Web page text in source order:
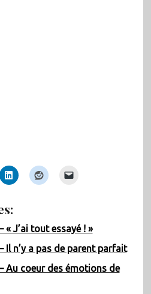
« J’ai tout essayé ! »
Il n’y a pas de parent parfait
Au coeur des émotions de